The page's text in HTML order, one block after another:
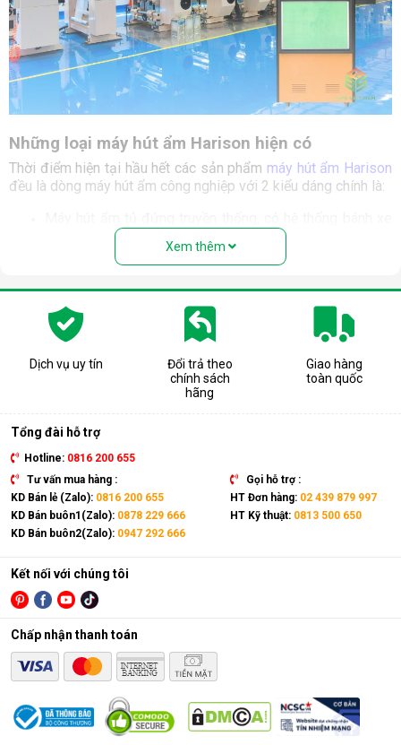
Những loại máy hút ẩm Harison hiện có
Thời điểm hiện tại hầu hết các sản phẩm máy hút ẩm Harison
đều là dòng máy hút ẩm công nghiệp với 2 kiểu dáng chính là:
để có thế di chuyển cơ động hơn, và lắp đặt tại mặt
bằng của không gian cần xử lý ẩm.
Bảng công suất của các mẫu máy hút ẩm công nghiệp
Harison kiểu dáng tủ đứng:
Sản phẩm
Công suất (lít/ngày)
Harison hd 45be
45
Harison hd 60b
60
100
Harison hd 192b
Harison hd 192ps
Harison hd 720b
720
Harison hd 150dr
150
Harison hd 192dr
192
Harison hd 360dr
Harison hd 504b
Harison hd 504ps
Máy hút ẩm treo trần, có kiểu dáng lắp âm trần cố định,
không chiếm dụng mặt bằng của không gian hút ẩm.
Bảng công suất của các mẫu máy hút ẩm công nghiệp
Harison kiểu dáng treo trần:
Xem thêm
Dịch vụ uy tín
Đổi trả theo
chính sách
hãng
Giao hàng
toàn quốc
Tổng đài hỗ trợ
Hotline: 0816 200 655
Tư vấn mua hàng :
KD Bán lẻ (Zalo): 0816 200 655
KD Bán buôn1(Zalo): 0878 229 666
KD Bán buôn2(Zalo): 0947 292 666
Gọi hỗ trợ :
HT Đơn hàng: 02 439 879 997
HT Kỹ thuật: 0813 500 650
Kết nối với chúng tôi
Chấp nhận thanh toán